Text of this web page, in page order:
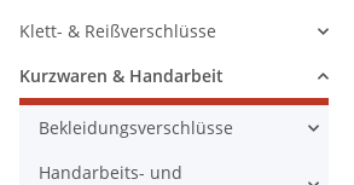
Klett- & Reißverschlüsse
Kurzwaren & Handarbeit
Bekleidungsverschlüsse
Handarbeits- und